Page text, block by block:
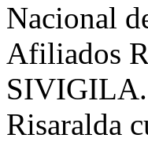
Nacional
Afiliados
SIVIGILA.
Risaralda